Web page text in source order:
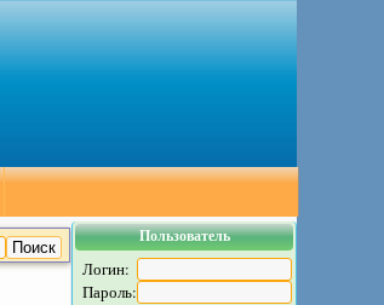
Пользователь
Логин:
Пароль: